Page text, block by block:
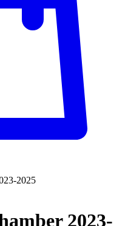
2025
2023-